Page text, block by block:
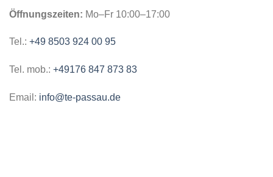
Öffnungszeiten: Mo–Fr 10:00–17:00
Tel.: +49 8503 924 00 95
Tel. mob.: +49176 847 873 83
Email: info@te-passau.de